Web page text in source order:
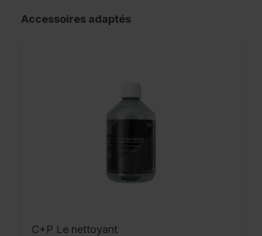
Accessoires adaptés
C+P Le nettoyant